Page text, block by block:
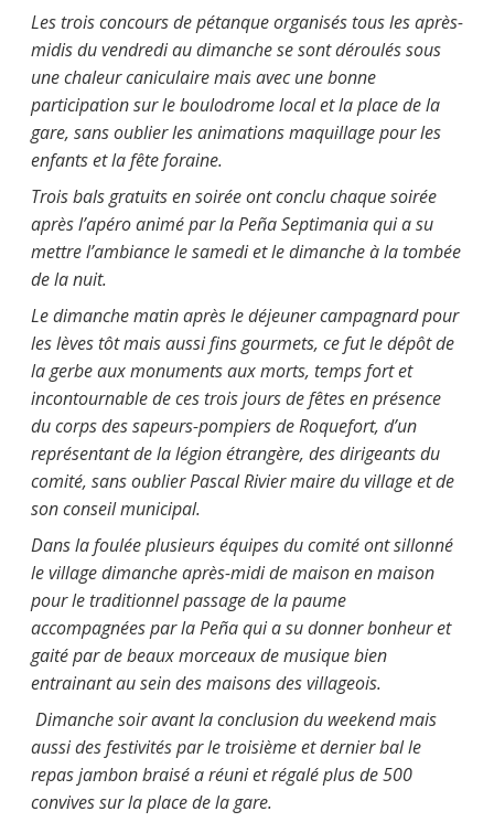
Les trois concours de pétanque organisés tous les après-
midis du vendredi au dimanche se sont déroulés sous
une chaleur caniculaire mais avec une bonne
participation sur le boulodrome local et la place de la
gare, sans oublier les animations maquillage pour les
enfants et la fête foraine.
Trois bals gratuits en soirée ont conclu chaque soirée
après l’apéro animé par la Peña Septimania qui a su
mettre l’ambiance le samedi et le dimanche à la tombée
de la nuit.
Le dimanche matin après le déjeuner campagnard pour
les lèves tôt mais aussi fins gourmets, ce fut le dépôt de
la gerbe aux monuments aux morts, temps fort et
incontournable de ces trois jours de fêtes en présence
du corps des sapeurs-pompiers de Roquefort, d’un
représentant de la légion étrangère, des dirigeants du
comité, sans oublier Pascal Rivier maire du village et de
son conseil municipal.
Dans la foulée plusieurs équipes du comité ont sillonné
le village dimanche après-midi de maison en maison
pour le traditionnel passage de la paume
accompagnées par la Peña qui a su donner bonheur et
gaité par de beaux morceaux de musique bien
entrainant au sein des maisons des villageois.
Dimanche soir avant la conclusion du weekend mais
aussi des festivités par le troisième et dernier bal le
repas jambon braisé a réuni et régalé plus de 500
convives sur la place de la gare.